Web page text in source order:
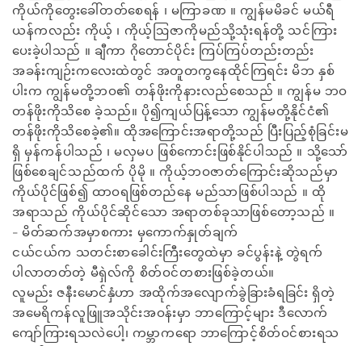
ကိုယ်ကိုတွေးခေါ်တတ်စေရန် ၊ မကြာခဏ ။ ကျွန်မမိခင် မယ်ရီ
ယန်ကလည်း ကိုယ့် ၊ ကိုယ့်ဩဇာကိုမည်သို့သုံးရန်တို့ သင်ကြား
ပေးခဲ့ပါသည် ။ ချီကာ ဂိုတောင်ပိုင်း ကြပ်ကြပ်တည်းတည်း
အခန်းကျဉ်းကလေးထဲတွင် အတူတကွနေထိုင်ကြရင်း မိဘ နှစ်
ပါးက ကျွန်မတို့ဘဝ၏ တန်ဖိုးကိုနားလည်စေသည် ။ ကျွန်မ ဘဝ
တန်ဖိုးကိုသိစေ ခဲ့သည်။ ပို၍ကျယ်ပြန့်သော ကျွန်မတို့နိုင်ငံ၏
တန်ဖိုးကိုသိစေခဲ့၏။ ထိုအကြောင်းအရာတို့သည် ပြီးပြည့်စုံခြင်းမ
ရှိ မှန်ကန်ပါသည် ၊ မလှမပ ဖြစ်ကောင်းဖြစ်နိုင်ပါသည် ။ သို့သော်
ဖြစ်စေချင်သည်ထက် ပိုမို ။ ကိုယ့်ဘဝဇာတ်ကြောင်းဆိုသည်မှာ
ကိုယ်ပိုင်ဖြစ်၍ ထာဝရဖြစ်တည်နေ မည်သာဖြစ်ပါသည် ။ ထို
အရာသည် ကိုယ်ပိုင်ဆိုင်သော အရာတစ်ခုသာဖြစ်တော့သည် ။
- မိတ်ဆက်အမှာစကား မှကောက်နှုတ်ချက်
ငယ်ငယ်က သတင်းစာ​ခေါင်းကြီး​တွေထဲမှာ ခင်ပွန်းနဲ့ တွဲရက်
ပါလာတတ်တဲ့ မီရှဲလ်ကို စိတ်ဝင်တစားဖြစ်ခဲ့တယ်။
လူမည်း ဇနီး​မောင်နှံဟာ အထိုက်အ​လျောက်ခွဲခြားခံရခြင်း ရှိတဲ့
အ​မေရိကန်လူဖြူအသိုင်းအဝန်းမှာ ဘာ​ကြောင့်များ ဒီ​လောက် ​​
ကျော်ကြားရသလဲ​ပေါ့၊ ကမ္ဘာက​ရော ဘာ​ကြောင့်စိတ်ဝင်စားရသ